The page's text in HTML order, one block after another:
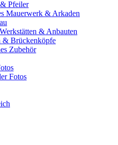
Pfeiler
Mauerwerk & Arkaden
& Anbauten
& Brückenköpfe
Zubehör
Fotos